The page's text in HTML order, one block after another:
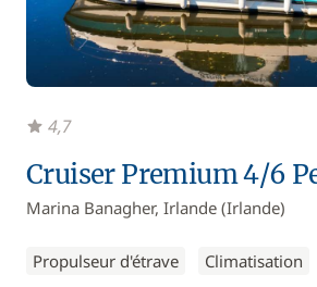
Cruiser Premium 4/6
Marina Banagher, Irlande (Irlande)
Propulseur d'étrave Climatisation
4,7